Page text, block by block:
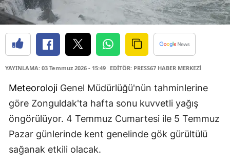
YAYINLAMA: 03 Temmuz 2026 - 15:49 EDİTÖR: PRESS67 HABER MERKEZİ
Meteoroloji Genel Müdürlüğü'nün tahminlerine
göre Zonguldak'ta hafta sonu kuvvetli yağış
öngörülüyor. 4 Temmuz Cumartesi ile 5 Temmuz
Pazar günlerinde kent genelinde gök gürültülü
sağanak etkili olacak.